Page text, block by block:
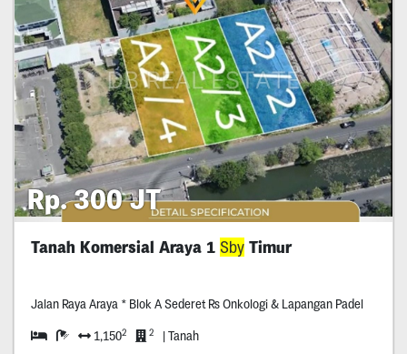
Rp. 300 JT
Tanah Komersial Araya 1 SbyTimur
Jalan Raya Araya * Blok A Sederet Rs Onkologi & Lapangan Padel
1,1502 2 | Tanah